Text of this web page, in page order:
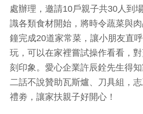
處辦理，邀請10戶親子共30人到
識各類食材開始，將時令蔬菜與
鐘完成20道家常菜，讓小朋友直
玩，可以在家裡嘗試操作看看，
刻印象。愛心企業許辰銓先生得
二話不說贊助瓦斯爐、刀具組，
禮劵，讓家扶親子好開心！